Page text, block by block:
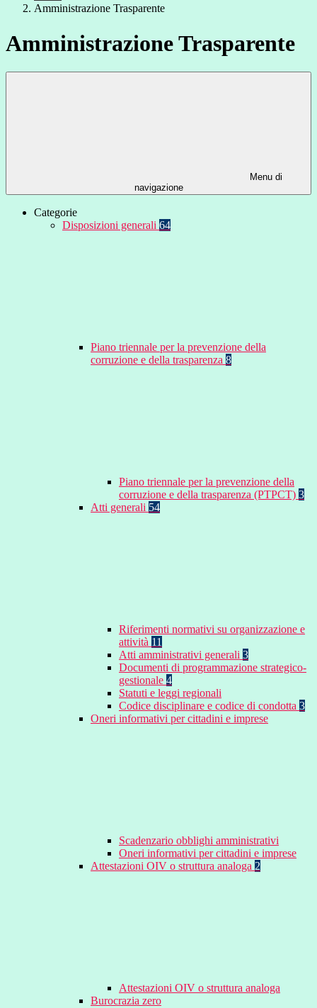
Amministrazione Trasparente
Amministrazione Trasparente
Menu di
navigazione
Categorie
Disposizioni generali 64
Piano triennale per la prevenzione della
corruzione e della trasparenza 8
Piano triennale per la prevenzione della
corruzione e della trasparenza (PTPCT) 3
Atti generali 54
Riferimenti normativi su organizzazione e
attività 11
Atti amministrativi generali 3
Documenti di programmazione strategico-
gestionale 4
Statuti e leggi regionali
Codice disciplinare e codice di condotta 3
Oneri informativi per cittadini e imprese
Scadenzario obblighi amministrativi
Oneri informativi per cittadini e imprese
Attestazioni OIV o struttura analoga 2
Attestazioni OIV o struttura analoga
Burocrazia zero